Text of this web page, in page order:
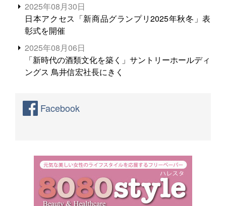
2025年08月30日
日本アクセス「新商品グランプリ2025年秋冬」表
彰式を開催
2025年08月06日
「新時代の酒類文化を築く」サントリーホールディ
ングス 鳥井信宏社長にきく
Facebook